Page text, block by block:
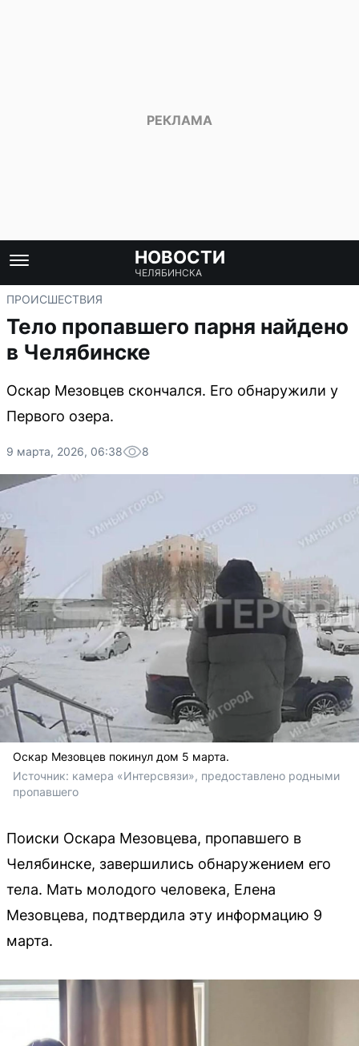
НОВОСТИ
ЧЕЛЯБИНСКА
ПРОИСШЕСТВИЯ
Тело пропавшего парня найдено
в Челябинске
Оскар Мезовцев скончался. Его обнаружили у
Первого озера.
9 марта, 2026, 06:38 8
Оскар Мезовцев покинул дом 5 марта.
Источник: камера «Интерсвязи», предоставлено родными
пропавшего
Поиски Оскара Мезовцева, пропавшего в
Челябинске, завершились обнаружением его
тела. Мать молодого человека, Елена
Мезовцева, подтвердила эту информацию 9
марта.